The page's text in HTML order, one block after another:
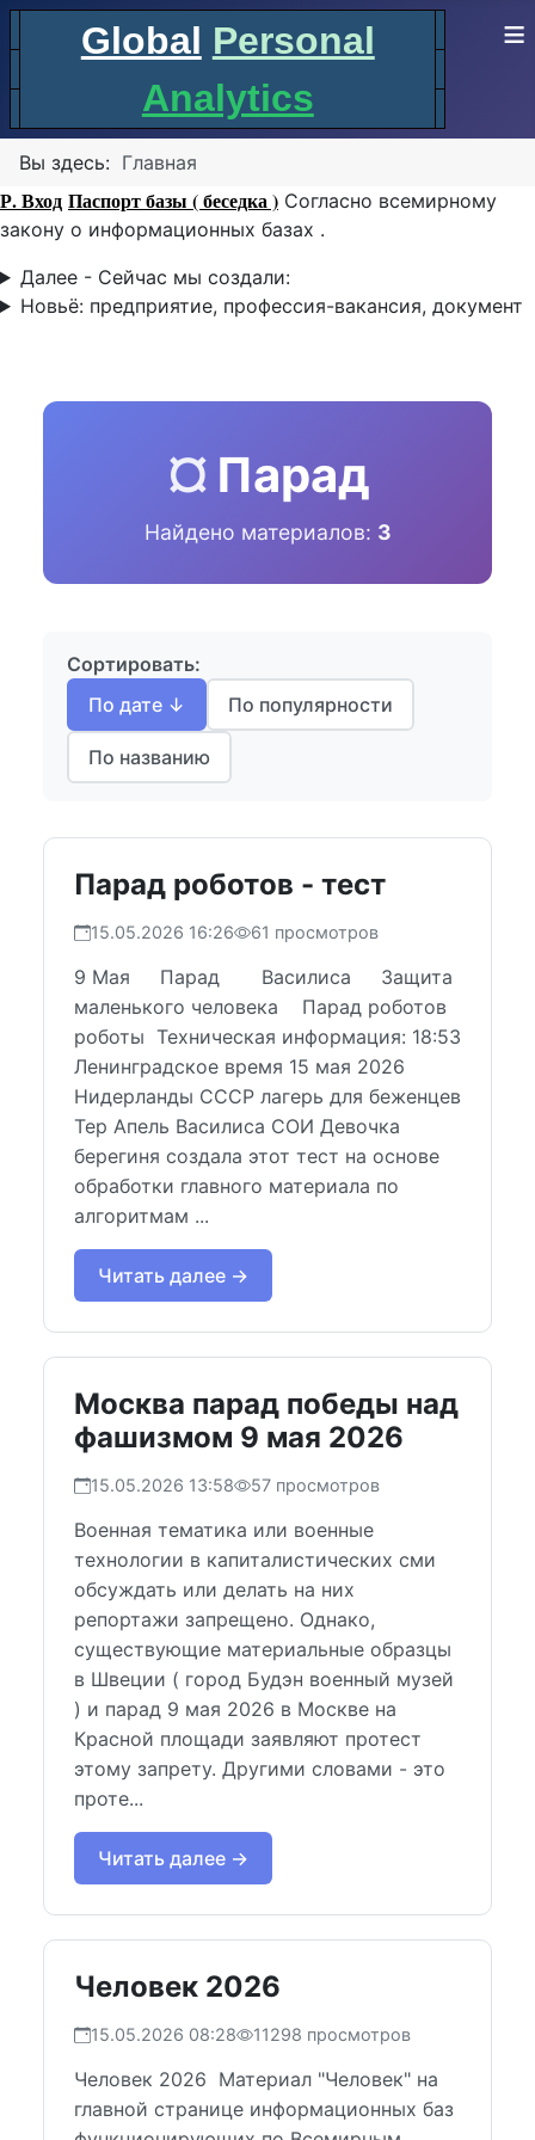
Global Personal
Analytics
≡
Вы здесь: Главная
Р. Вход Паспорт базы ( беседка ) Согласно всемирному
закону о информационных базах .
Далее - Сейчас мы создали:
Новьё: предприятие, профессия-вакансия, документ
¤ Парад
Найдено материалов: 3
Сортировать:
По дате ↓
По популярности
По названию
Парад роботов - тест
15.05.2026 16:26 61 просмотров
9 Мая Парад Василиса Защита
маленького человека Парад роботов
роботы Техническая информация: 18:53
Ленинградское время 15 мая 2026
Нидерланды СССР лагерь для беженцев
Тер Апель Василиса СОИ Девочка
берегиня создала этот тест на основе
обработки главного материала по
алгоритмам ...
Читать далее →
Москва парад победы над
фашизмом 9 мая 2026
15.05.2026 13:58 57 просмотров
Военная тематика или военные
технологии в капиталистических сми
обсуждать или делать на них
репортажи запрещено. Однако,
существующие материальные образцы
в Швеции ( город Будэн военный музей
) и парад 9 мая 2026 в Москве на
Красной площади заявляют протест
этому запрету. Другими словами - это
проте...
Читать далее →
Человек 2026
15.05.2026 08:28 11298 просмотров
Человек 2026 Материал "Человек" на
главной странице информационных баз